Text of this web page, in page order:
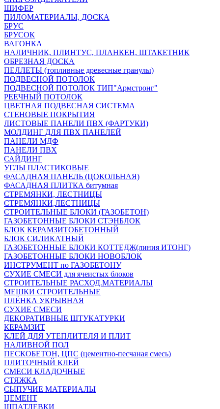
ШИФЕР
ПИЛОМАТЕРИАЛЫ, ДОСКА
БРУС
БРУСОК
ВАГОНКА
НАЛИЧНИК, ПЛИНТУС, ПЛАНКЕН, ШТАКЕТНИК
ОБРЕЗНАЯ ДОСКА
ПЕЛЛЕТЫ (топливные древесные гранулы)
ПОДВЕСНОЙ ПОТОЛОК
ПОДВЕСНОЙ ПОТОЛОК ТИП"Армстронг"
РЕЕЧНЫЙ ПОТОЛОК
ЦВЕТНАЯ ПОДВЕСНАЯ СИСТЕМА
СТЕНОВЫЕ ПОКРЫТИЯ
ЛИСТОВЫЕ ПАНЕЛИ ПВХ (ФАРТУКИ)
МОЛДИНГ ДЛЯ ПВХ ПАНЕЛЕЙ
ПАНЕЛИ МДФ
ПАНЕЛИ ПВХ
САЙДИНГ
УГЛЫ ПЛАСТИКОВЫЕ
ФАСАДНАЯ ПАНЕЛЬ (ЦОКОЛЬНАЯ)
ФАСАДНАЯ ПЛИТКА битумная
СТРЕМЯНКИ, ЛЕСТНИЦЫ
СТРЕМЯНКИ,ЛЕСТНИЦЫ
СТРОИТЕЛЬНЫЕ БЛОКИ (ГАЗОБЕТОН)
ГАЗОБЕТОННЫЕ БЛОКИ СТЭНБЛОК
БЛОК КЕРАМЗИТОБЕТОННЫЙ
БЛОК СИЛИКАТНЫЙ
ГАЗОБЕТОННЫЕ БЛОКИ КОТТЕДЖ(линия ИТОНГ)
ГАЗОБЕТОННЫЕ БЛОКИ НОВОБЛОК
ИНСТРУМЕНТ по ГАЗОБЕТОНУ
СУХИЕ СМЕСИ для ячеистых блоков
СТРОИТЕЛЬНЫЕ РАСХОД.МАТЕРИАЛЫ
МЕШКИ СТРОИТЕЛЬНЫЕ
ПЛЁНКА УКРЫВНАЯ
СУХИЕ СМЕСИ
ДЕКОРАТИВНЫЕ ШТУКАТУРКИ
КЕРАМЗИТ
КЛЕЙ ДЛЯ УТЕПЛИТЕЛЯ И ПЛИТ
НАЛИВНОЙ ПОЛ
ПЕСКОБЕТОН, ЦПС (цементно-песчаная смесь)
ПЛИТОЧНЫЙ КЛЕЙ
СМЕСИ КЛАДОЧНЫЕ
СТЯЖКА
СЫПУЧИЕ МАТЕРИАЛЫ
ЦЕМЕНТ
ШПАТЛЕВКИ